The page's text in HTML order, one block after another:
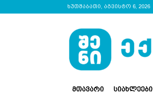
ხუთშაბათი, აგვისტო 6, 2026
ᲛᲗᲐᲕᲐᲠᲘ ᲡᲘᲐᲮᲚᲔᲔᲑᲘ